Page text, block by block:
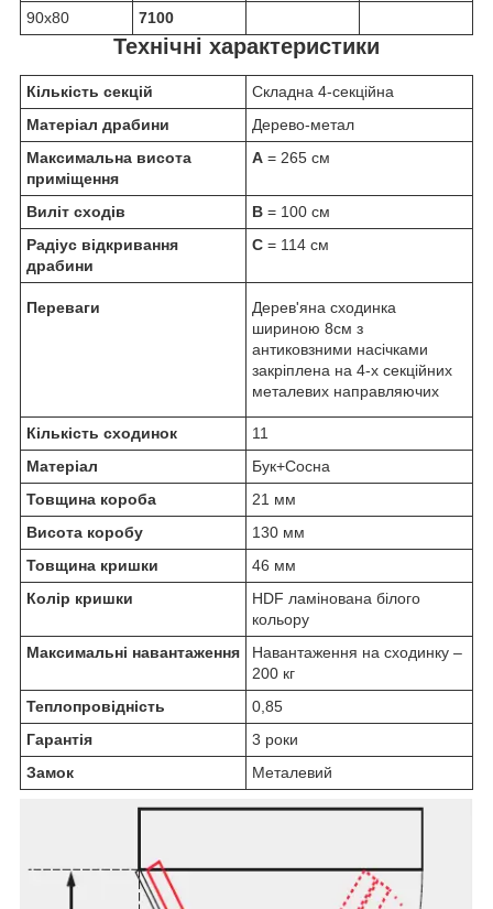
90х80
7100
Технічні характеристики
Кількість секцій
Складна 4-секційна
Матеріал драбини
Дерево-метал
Максимальна висота
приміщення
A = 265 см
Виліт сходів B = 100 см
Радіус відкривання
драбини
C = 114 см
Переваги
Дерев'яна сходинка
шириною 8см з
антиковзними насічками
закріплена на 4-х секційних
металевих направляючих
Кількість сходинок
11
Матеріал
Бук+Сосна
Товщина короба
21 мм
Висота коробу
130 мм
Товщина кришки
46 мм
Колір кришки
HDF ламінована білого
кольору
Максимальні навантаження
Навантаження на сходинку –
200 кг
Теплопровідність
0,85
Гарантія
3 роки
Замок
Металевий